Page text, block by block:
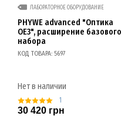
ЛАБОРАТОРНОЕ ОБОРУДОВАНИЕ
PHYWE advanced "Оптика
OE3", расширение базового
набора
КОД ТОВАРА: 5697
Нет в наличии
1
30 420 грн